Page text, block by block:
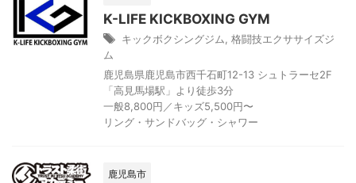
K-LIFE KICKBOXING GYM
キックボクシングジム
格闘技エクササイズジ
ム
鹿児島県鹿児島市西千石町12-13 シュトラーセ2F
「高見馬場駅」より徒歩3分
一般8,800円／キッズ5,500円〜
リング・サンドバッグ・シャワー
鹿児島市